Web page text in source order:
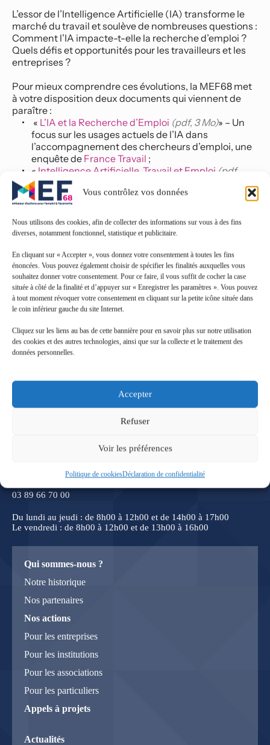
Vous contrôlez vos données
Nous utilisons des cookies, afin de collecter des informations sur vous à des fins
diverses, notamment fonctionnel, statistique et publicitaire.
En cliquant sur « Accepter », vous donnez votre consentement à toutes les fins
énoncées. Vous pouvez également choisir de spécifier les finalités auxquelles vous
souhaitez donner votre consentement. Pour ce faire, il vous suffit de cocher la case
située à côté de la finalité et d’appuyer sur « Enregistrer les paramètres ». Vous pouvez
à tout moment révoquer votre consentement en cliquant sur la petite icône située dans
le coin inférieur gauche du site Internet.
Cliquez sur les liens au bas de cette bannière pour en savoir plus sur notre utilisation
des cookies et des autres technologies, ainsi que sur la collecte et le traitement des
données personnelles.
Accepter
Refuser
Voir les préférences
Politique de cookiesDéclaration de confidentialité
L’essor de l’Intelligence Artificielle (IA) transforme le
marché du travail et soulève de nombreuses questions :
Comment l’IA impacte-t-elle la recherche d’emploi ?
Quels défis et opportunités pour les travailleurs et les
entreprises ?
Pour mieux comprendre ces évolutions, la MEF68 met
à votre disposition deux documents qui viennent de
paraître :
« L’IA et la Recherche d’Emploi (pdf, 3 Mo)» – Un
focus sur les usages actuels de l’IA dans
l’accompagnement des chercheurs d’emploi, une
enquête de France Travail ;
« Intelligence Artificielle, Travail et Emploi (pdf,
496.4 Ko)
Nova qui analyse les mutations à venir sur le
marché du travail.
Consultez toutes les ressources sur notre site :
L’IA : une menace ou une opportunité pour l’emploi ?
Toutes les actualités
68390 Sausheim
03 89 66 70 00
Du lundi au jeudi : de 8h00 à 12h00 et de 14h00 à 17h00
Le vendredi : de 8h00 à 12h00 et de 13h00 à 16h00
Qui sommes-nous ?
Notre historique
Nos partenaires
Nos actions
Pour les entreprises
Pour les institutions
Pour les associations
Pour les particuliers
Appels à projets
Actualités